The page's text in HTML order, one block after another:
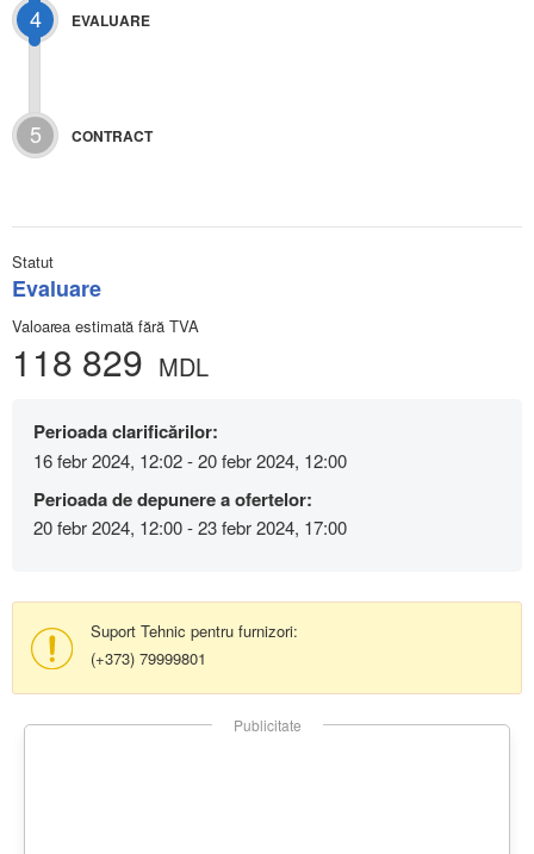
4 EVALUARE
5 CONTRACT
Statut
Evaluare
Valoarea estimată fără TVA
118 829 MDL
Perioada clarificărilor:
16 febr 2024, 12:02 - 20 febr 2024, 12:00
Perioada de depunere a ofertelor:
20 febr 2024, 12:00 - 23 febr 2024, 17:00
Suport Tehnic pentru furnizori:
(+373) 79999801
Publicitate